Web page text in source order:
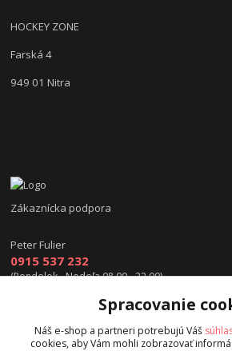
HOCKEY ZONE
Farská 4
949 01 Nitra
Zákaznícka podpora
Peter Fulier
0915 537 232
(Pondelok - Nedeľa 08.00 - 22.00)
info@hokejexpert.sk
Spracovanie
Náš e-shop a partneri potrebujú Váš
cookies, aby Vám mohli zobrazovať